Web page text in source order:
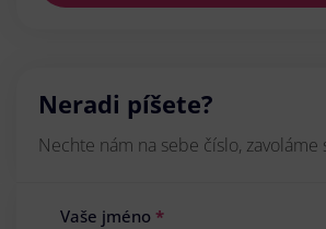
Neradi píšete?
Nechte nám na sebe číslo, zavoláme
Vaše jméno *